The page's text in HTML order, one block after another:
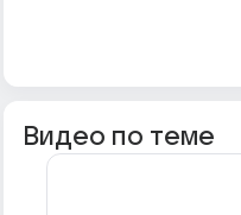
Видео по теме